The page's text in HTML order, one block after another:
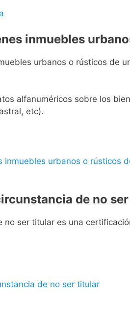
inmuebles
urbanos o rústicos de
alfanuméricos sobre los
etc).
urbanos o rústicos
de no
ser titular es una
de no ser titular